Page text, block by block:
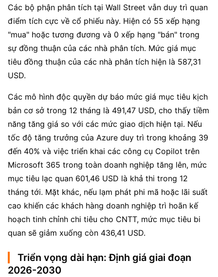
Các bộ phận phân tích tại Wall Street vẫn duy trì quan
điểm tích cực về cổ phiếu này. Hiện có 55 xếp hạng
"mua" hoặc tương đương và 0 xếp hạng "bán" trong
sự đồng thuận của các nhà phân tích. Mức giá mục
tiêu đồng thuận của các nhà phân tích hiện là 587,31
USD.
Các mô hình độc quyền dự báo mức giá mục tiêu kịch
bản cơ sở trong 12 tháng là 491,47 USD, cho thấy tiềm
năng tăng giá so với các mức giao dịch hiện tại. Nếu
tốc độ tăng trưởng của Azure duy trì trong khoảng 39
đến 40% và việc triển khai các công cụ Copilot trên
Microsoft 365 trong toàn doanh nghiệp tăng lên, mức
mục tiêu lạc quan 601,46 USD là khả thi trong 12
tháng tới. Mặt khác, nếu lạm phát phi mã hoặc lãi suất
cao khiến các khách hàng doanh nghiệp trì hoãn kế
hoạch tinh chỉnh chi tiêu cho CNTT, mức mục tiêu bi
quan sẽ giảm xuống còn 436,41 USD.
Triển vọng dài hạn: Định giá giai đoạn
2026-2030